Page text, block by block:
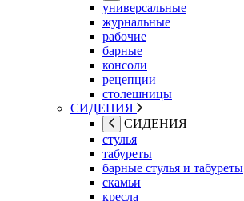
универсальные
журнальные
рабочие
барные
консоли
рецепции
столешницы
СИДЕНИЯ
СИДЕНИЯ
стулья
табуреты
барные стулья и табуреты
скамьи
кресла